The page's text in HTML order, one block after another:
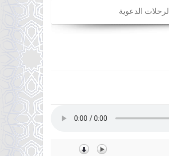
الرحلات الدعوية